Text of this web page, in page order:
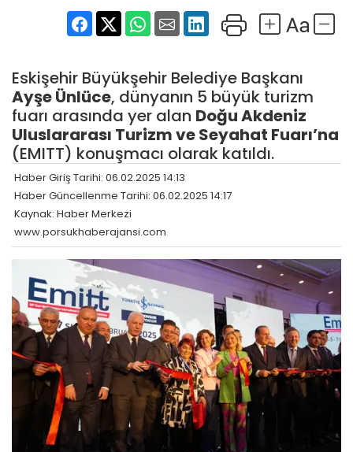
Eskişehir Büyükşehir Belediye Başkanı
Ayşe Ünlüce, dünyanın 5 büyük turizm
fuarı arasında yer alan Doğu Akdeniz
Uluslararası Turizm ve Seyahat Fuarı’na
(EMITT) konuşmacı olarak katıldı.
Haber Giriş Tarihi: 06.02.2025 14:13
Haber Güncellenme Tarihi: 06.02.2025 14:17
Kaynak: Haber Merkezi
www.porsukhaberajansi.com